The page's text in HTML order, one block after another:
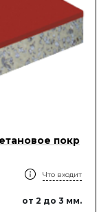
покр
Что входит
от 2 до 3 мм.